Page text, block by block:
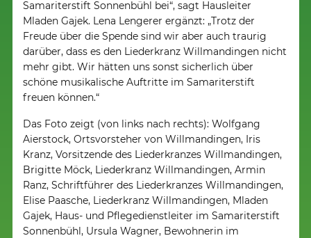
Samariterstift Sonnenbühl bei“, sagt Hausleiter
Mladen Gajek. Lena Lengerer ergänzt: „Trotz der
Freude über die Spende sind wir aber auch traurig
darüber, dass es den Liederkranz Willmandingen nicht
mehr gibt. Wir hätten uns sonst sicherlich über
schöne musikalische Auftritte im Samariterstift
freuen können.“
Das Foto zeigt (von links nach rechts): Wolfgang
Aierstock, Ortsvorsteher von Willmandingen, Iris
Kranz, Vorsitzende des Liederkranzes Willmandingen,
Brigitte Möck, Liederkranz Willmandingen, Armin
Ranz, Schriftführer des Liederkranzes Willmandingen,
Elise Paasche, Liederkranz Willmandingen, Mladen
Gajek, Haus- und Pflegedienstleiter im Samariterstift
Sonnenbühl, Ursula Wagner, Bewohnerin im